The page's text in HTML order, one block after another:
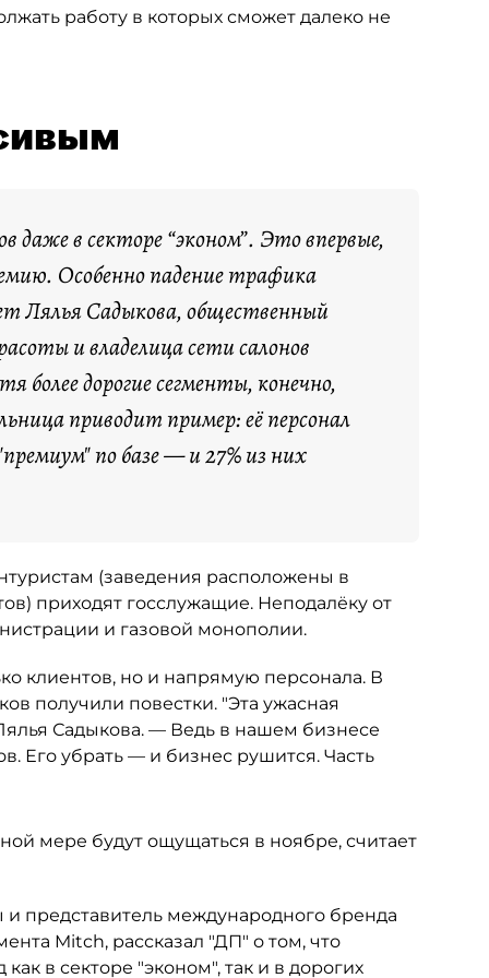
работу в которых сможет далеко не
в секторе “эконом”. Это впервые,
Особенно падение трафика
Лялья Садыкова, общественный
и владелица сети салонов
дорогие сегменты, конечно,
приводит пример: её персонал
по базе — и 27% из них
(заведения расположены в
приходят госслужащие. Неподалёку от
и газовой монополии.
клиентов, но и напрямую персонала. В
получили повестки. "Эта ужасная
Садыкова. — Ведь в нашем бизнесе
Его убрать — и бизнес рушится. Часть
мере будут ощущаться в ноябре, считает
представитель международного бренда
Mitch, рассказал "ДП" о том, что
в секторе "эконом", так и в дорогих